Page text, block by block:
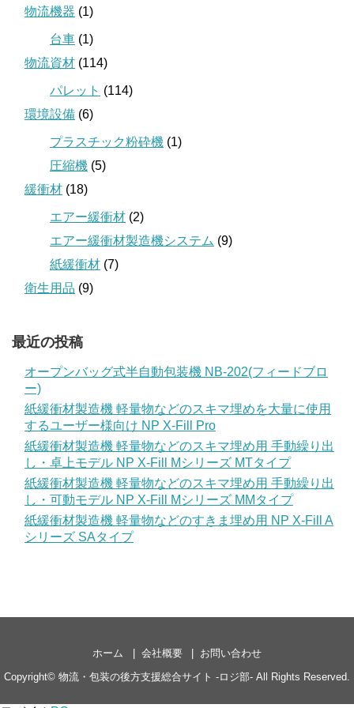
物流機器 (1)
台車 (1)
物流資材 (114)
パレット (114)
環境設備 (6)
プラスチック粉砕機 (1)
圧縮機 (5)
緩衝材 (18)
エアー緩衝材 (2)
エアー緩衝材製造機システム (9)
紙緩衝材 (7)
衛生用品 (9)
最近の投稿
オープンバッグ式半自動包装機 NB-202(フィードブロ
ー)
紙緩衝材製造機 軽量物などのスキマ埋めを大量に使用
するユーザー様向け NP X-Fill Pro
紙緩衝材製造機 軽量物などのスキマ埋め用 手動繰り出
し・卓上モデル NP X-Fill Mシリーズ MTタイプ
紙緩衝材製造機 軽量物などのスキマ埋め用 手動繰り出
し・可動モデル NP X-Fill Mシリーズ MMタイプ
紙緩衝材製造機 軽量物などのすきま埋め用 NP X-Fill A
シリーズ SAタイプ
ホーム 会社概要
お問い合わせ
Copyright© 物流・包装の後方支援総合サイト -ロジ部- All Rights Reserved.